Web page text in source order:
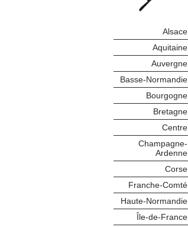
Alsace
Aquitaine
Auvergne
Basse-Normandie
Bourgogne
Bretagne
Centre
Champagne-
Ardenne
Corse
Franche-Comté
Haute-Normandie
Île-de-France